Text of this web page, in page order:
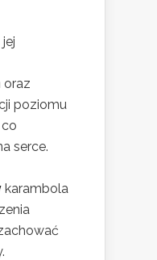
oraz
poziomu
, co
serce.
karambola